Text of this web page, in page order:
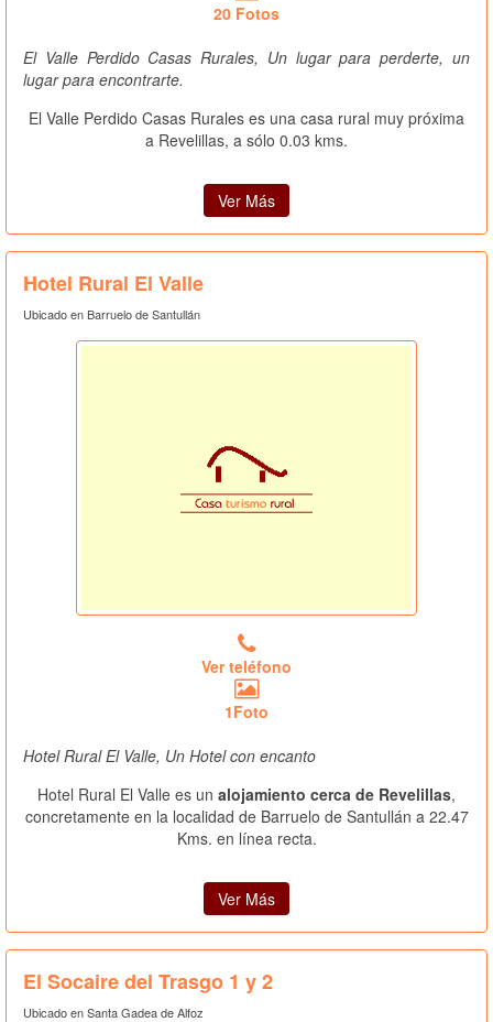
20 Fotos
El Valle Perdido Casas Rurales, Un lugar para perderte, un
lugar para encontrarte.
El Valle Perdido Casas Rurales es una casa rural muy próxima
a Revelillas, a sólo 0.03 kms.
Ver Más
Hotel Rural El Valle
Ubicado en Barruelo de Santullán
Ver teléfono
1Foto
Hotel Rural El Valle, Un Hotel con encanto
Hotel Rural El Valle es un alojamiento cerca de Revelillas,
concretamente en la localidad de Barruelo de Santullán a 22.47
Kms. en línea recta.
Ver Más
El Socaire del Trasgo 1 y 2
Ubicado en Santa Gadea de Alfoz